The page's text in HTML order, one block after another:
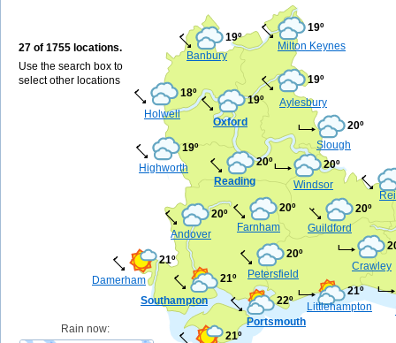
27 of 1755 locations.
Use the search box to
select other locations
Southampton
21º
Reading
20º
Portsmouth
22º
Oxford
19º
Slough
20º
Crawley
Aylesbury
19º
Guildford
20º
Littlehampton
21º
Banbury
19º
Andover
20º
Milton Keynes
19º
Farnham
20º
21º
Petersfield
20º
Highworth
19º
Windsor
20º
Holwell
18º
Damerham
21º
Rain now: